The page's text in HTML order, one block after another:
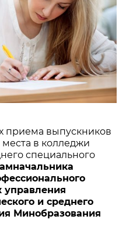
приема выпускников
в колледжи
специального
управления
и среднего
Минобразования